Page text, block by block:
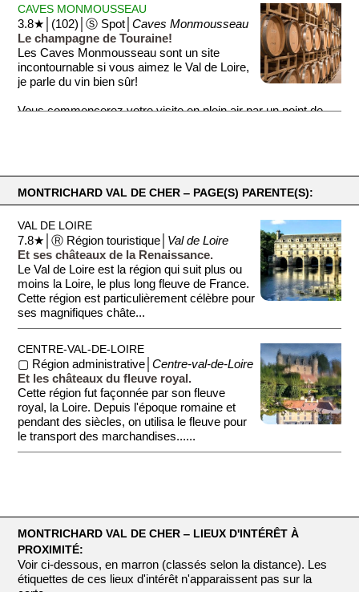
CAVES MONMOUSSEAU
3.8★│(102)│Ⓢ Spot│Caves Monmousseau
Le champagne de Touraine!
Les Caves Monmousseau sont un site
incontournable si vous aimez le Val de Loire,
je parle du vin bien sûr!
Vous commencerez votre visite en plein air par un point de...
MONTRICHARD VAL DE CHER ‒ PAGE(S) PARENTE(S):
VAL DE LOIRE
7.8★│Ⓡ Région touristique│ Val de Loire
Et ses châteaux de la Renaissance.
Le Val de Loire est la région qui suit plus ou
moins la Loire, le plus long fleuve de France.
Cette région est particulièrement célèbre pour
ses magnifiques châte...
CENTRE-VAL-DE-LOIRE
▢ Région administrative│Centre-val-de-Loire
Et les châteaux du fleuve royal.
Cette région fut façonnée par son fleuve
royal, la Loire. Depuis l'époque romaine et
pendant des siècles, on utilisa le fleuve pour
le transport des marchandises......
MONTRICHARD VAL DE CHER ‒ LIEUX D'INTÉRÊT À
PROXIMITÉ:
Voir ci-dessous, en marron (classés selon la distance). Les
étiquettes de ces lieux d'intérêt n'apparaissent pas sur la